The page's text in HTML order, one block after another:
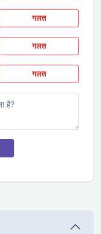
गलत
गलत
गलत